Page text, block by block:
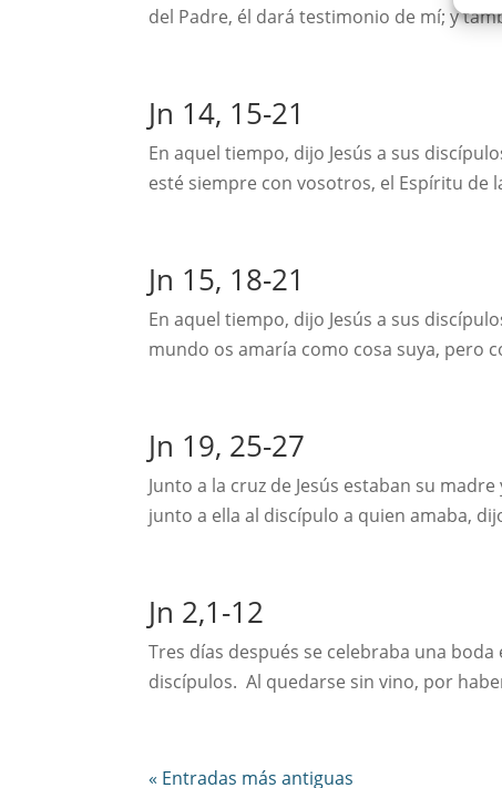
del Padre, él dará testimonio de mí; y
Jn 14, 15-21
En aquel tiempo, dijo Jesús a sus
esté siempre con vosotros, el Espíritu de
Jn 15, 18-21
En aquel tiempo, dijo Jesús a sus
mundo os amaría como cosa suya, pero
Jn 19, 25-27
Junto a la cruz de Jesús estaban su
junto a ella al discípulo a quien amaba,
Jn 2,1-12
Tres días después se celebraba una
discípulos. Al quedarse sin vino, por
« Entradas más antiguas